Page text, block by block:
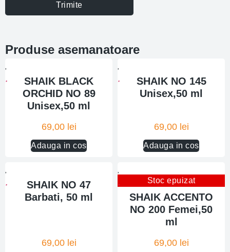
Trimite
Produse asemanatoare
SHAIK BLACK
ORCHID NO 89
Unisex,50 ml
69,00 lei
Adauga in cos
SHAIK NO 145
Unisex,50 ml
69,00 lei
Adauga in cos
SHAIK NO 47
Barbati, 50 ml
69,00 lei
Stoc epuizat
SHAIK ACCENTO
NO 200 Femei,50
ml
69,00 lei